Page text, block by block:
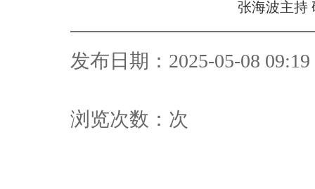
张海波主持
发布日期：2025-05-08 09:19
浏览次数： 次